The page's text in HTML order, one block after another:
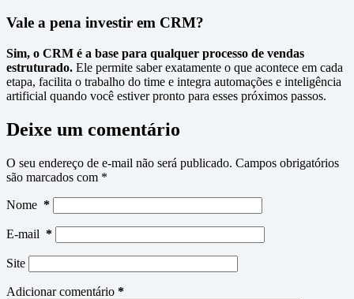
Vale a pena investir em CRM?
Sim, o CRM é a base para qualquer processo de vendas
estruturado. Ele permite saber exatamente o que acontece em cada
etapa, facilita o trabalho do time e integra automações e inteligência
artificial quando você estiver pronto para esses próximos passos.
Deixe um comentário
O seu endereço de e-mail não será publicado. Campos obrigatórios
são marcados com *
Nome *
E-mail *
Site
Adicionar comentário *